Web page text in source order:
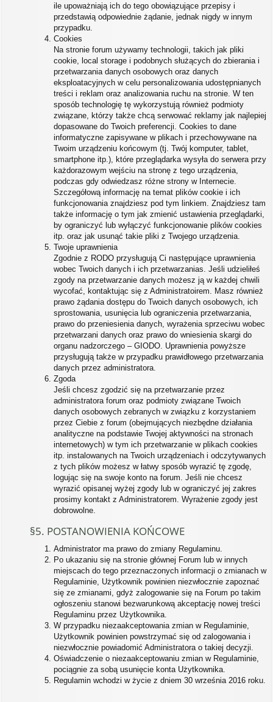
ile upoważniają ich do tego obowiązujące przepisy i
przedstawią odpowiednie żądanie, jednak nigdy w innym
przypadku.
Cookies
Na stronie forum używamy technologii, takich jak pliki
cookie, local storage i podobnych służących do zbierania i
przetwarzania danych osobowych oraz danych
eksploatacyjnych w celu personalizowania udostępnianych
treści i reklam oraz analizowania ruchu na stronie. W ten
sposób technologię tę wykorzystują również podmioty
związane, którzy także chcą serwować reklamy jak najlepiej
dopasowane do Twoich preferencji. Cookies to dane
informatyczne zapisywane w plikach i przechowywane na
Twoim urządzeniu końcowym (tj. Twój komputer, tablet,
smartphone itp.), które przeglądarka wysyła do serwera przy
każdorazowym wejściu na stronę z tego urządzenia,
podczas gdy odwiedzasz różne strony w Internecie.
Szczegółową informację na temat plików cookie i ich
funkcjonowania znajdziesz pod tym linkiem. Znajdziesz tam
także informację o tym jak zmienić ustawienia przeglądarki,
by ograniczyć lub wyłączyć funkcjonowanie plików cookies
itp. oraz jak usunąć takie pliki z Twojego urządzenia.
Twoje uprawnienia
Zgodnie z RODO przysługują Ci następujące uprawnienia
wobec Twoich danych i ich przetwarzanias. Jeśli udzieliłeś
zgody na przetwarzanie danych możesz ją w każdej chwili
wycofać, kontaktując się z Administratoirem. Masz również
prawo żądania dostępu do Twoich danych osobowych, ich
sprostowania, usunięcia lub ograniczenia przetwarzania,
prawo do przeniesienia danych, wyrażenia sprzeciwu wobec
przetwarzani danych oraz prawo do wniesienia skargi do
organu nadzorczego – GIODO. Uprawnienia powyższe
przysługują także w przypadku prawidłowego przetwarzania
danych przez administratora.
Zgoda
Jeśli chcesz zgodzić się na przetwarzanie przez
administratora forum oraz podmioty związane Twoich
danych osobowych zebranych w związku z korzystaniem
przez Ciebie z forum (obejmujących niezbędne działania
analityczne na podstawie Twojej aktywności na stronach
internetowych) w tym ich przetwarzanie w plikach cookies
itp. instalowanych na Twoich urządzeniach i odczytywanych
z tych plików możesz w łatwy sposób wyrazić tę zgodę,
logując się na swoje konto na forum. Jeśli nie chcesz
wyrazić opisanej wyżej zgody lub w ograniczyć jej zakres
prosimy kontakt z Administratorem. Wyrażenie zgody jest
dobrowolne.
§5. POSTANOWIENIA KOŃCOWE
Administrator ma prawo do zmiany Regulaminu.
Po ukazaniu się na stronie głównej Forum lub w innych
miejscach do tego przeznaczonych informacji o zmianach w
Regulaminie, Użytkownik powinien niezwłocznie zapoznać
się ze zmianami, gdyż zalogowanie się na Forum po takim
ogłoszeniu stanowi bezwarunkową akceptację nowej treści
Regulaminu przez Użytkownika.
W przypadku niezaakceptowania zmian w Regulaminie,
Użytkownik powinien powstrzymać się od zalogowania i
niezwłocznie powiadomić Administratora o takiej decyzji.
Oświadczenie o niezaakceptowaniu zmian w Regulaminie,
pociągnie za sobą usunięcie konta Użytkownika.
Regulamin wchodzi w życie z dniem 30 września 2016 roku.